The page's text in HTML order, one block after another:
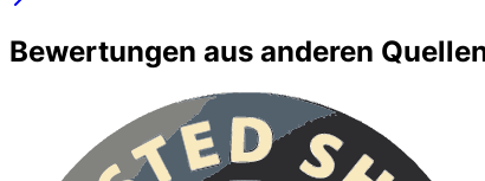
Bewertungen aus anderen